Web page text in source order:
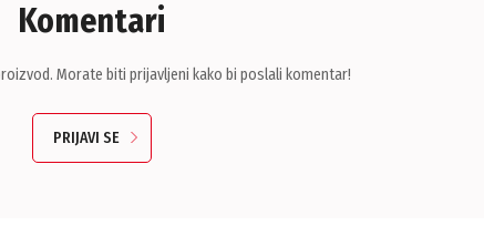
Komentari
Morate biti prijavljeni kako bi poslali komentar!
PRIJAVI SE